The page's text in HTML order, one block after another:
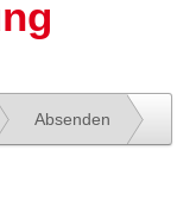
Absenden